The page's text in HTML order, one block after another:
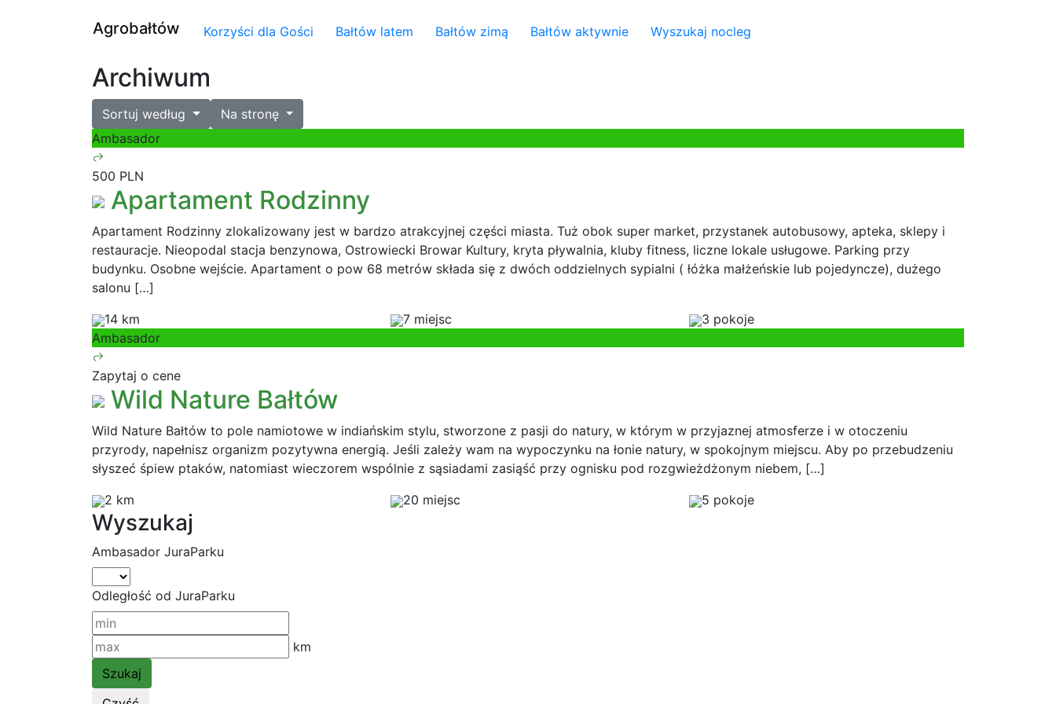
Agrobałtów Korzyści dla Gości Bałtów latem Bałtów zimą Bałtów aktywnie Wyszukaj nocleg
Archiwum
Sortuj według
Na stronę
Ambasador
500 PLN
Apartament Rodzinny
Apartament Rodzinny zlokalizowany jest w bardzo atrakcyjnej części miasta. Tuż obok super market, przystanek autobusowy, apteka, sklepy i
restauracje. Nieopodal stacja benzynowa, Ostrowiecki Browar Kultury, kryta pływalnia, kluby fitness, liczne lokale usługowe. Parking przy
budynku. Osobne wejście. Apartament o pow 68 metrów składa się z dwóch oddzielnych sypialni ( łóżka małżeńskie lub pojedyncze), dużego
salonu […]
14 km
7 miejsc
3 pokoje
Ambasador
Zapytaj o cene
Wild Nature Bałtów
Wild Nature Bałtów to pole namiotowe w indiańskim stylu, stworzone z pasji do natury, w którym w przyjaznej atmosferze i w otoczeniu
przyrody, napełnisz organizm pozytywna energią. Jeśli zależy wam na wypoczynku na łonie natury, w spokojnym miejscu. Aby po przebudzeniu
słyszeć śpiew ptaków, natomiast wieczorem wspólnie z sąsiadami zasiąść przy ognisku pod rozgwieżdżonym niebem, […]
2 km
20 miejsc 5 pokoje
Wyszukaj
Ambasador JuraParku
Odległość od JuraParku
km